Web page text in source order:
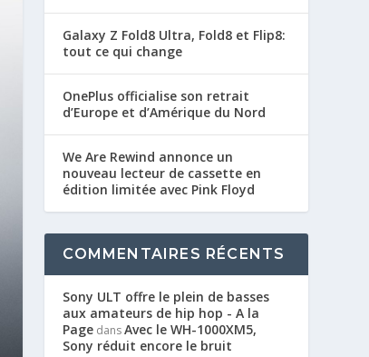
Galaxy Z Fold8 Ultra, Fold8 et Flip8:
tout ce qui change
OnePlus officialise son retrait
d’Europe et d’Amérique du Nord
We Are Rewind annonce un
nouveau lecteur de cassette en
édition limitée avec Pink Floyd
COMMENTAIRES RÉCENTS
Sony ULT offre le plein de basses
aux amateurs de hip hop - A la
Page dansAvec le WH-1000XM5,
Sony réduit encore le bruit